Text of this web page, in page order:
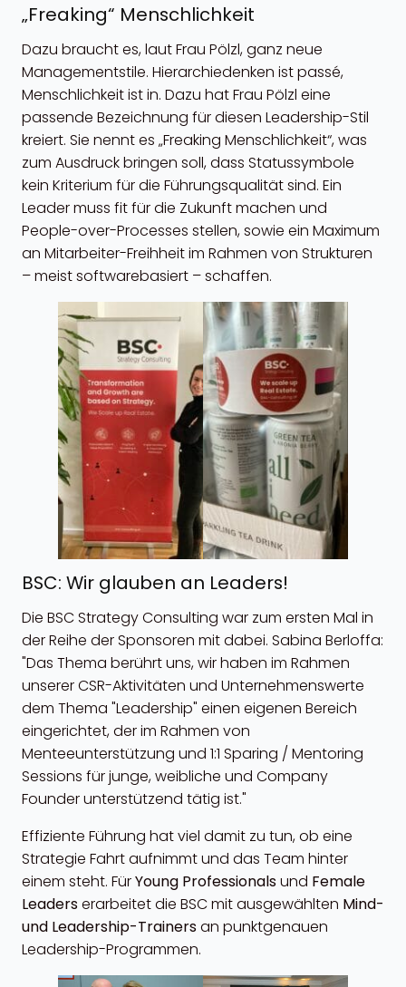
„Freaking“ Menschlichkeit
Dazu braucht es, laut Frau Pölzl, ganz neue
Managementstile. Hierarchiedenken ist passé,
Menschlichkeit ist in. Dazu hat Frau Pölzl eine
passende Bezeichnung für diesen Leadership-Stil
kreiert. Sie nennt es „Freaking Menschlichkeit“, was
zum Ausdruck bringen soll, dass Statussymbole
kein Kriterium für die Führungsqualität sind. Ein
Leader muss fit für die Zukunft machen und
People-over-Processes stellen, sowie ein Maximum
an Mitarbeiter-Freihheit im Rahmen von Strukturen
– meist softwarebasiert – schaffen.
BSC: Wir glauben an Leaders!
Die BSC Strategy Consulting war zum ersten Mal in
der Reihe der Sponsoren mit dabei. Sabina Berloffa:
"Das Thema berührt uns, wir haben im Rahmen
unserer CSR-Aktivitäten und Unternehmenswerte
dem Thema "Leadership" einen eigenen Bereich
eingerichtet, der im Rahmen von
Menteeunterstützung und 1:1 Sparing / Mentoring
Sessions für junge, weibliche und Company
Founder unterstützend tätig ist."
Effiziente Führung hat viel damit zu tun, ob eine
Strategie Fahrt aufnimmt und das Team hinter
einem steht. FürYoung Professionalsund Female
Leaderserarbeitet die BSC mit ausgewählten Mind-
und Leadership-Trainersan punktgenauen
Leadership-Programmen.